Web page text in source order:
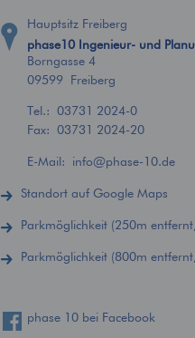
Hauptsitz Freiberg
phase10 Ingenieur- und
Borngasse 4
09599 Freiberg
Tel.:03731 2024-0
Fax: 03731 2024-20
E-Mail: info@phase-10.de
Standort auf Google Maps
Parkmöglichkeit (250m
Parkmöglichkeit (800m
phase 10 bei Facebook